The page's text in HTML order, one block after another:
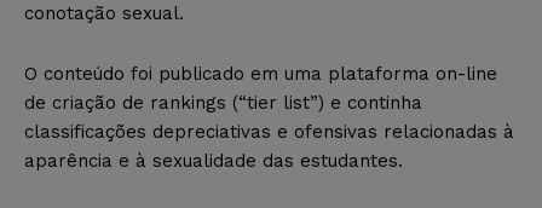
conotação sexual.
O conteúdo foi publicado em uma plataforma on-line
de criação de rankings (“tier list”) e continha
classificações depreciativas e ofensivas relacionadas à
aparência e à sexualidade das estudantes.